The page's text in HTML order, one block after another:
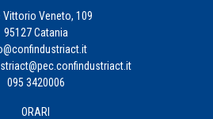
Vittorio Veneto, 109
95127 Catania
095 3420006
ORARI